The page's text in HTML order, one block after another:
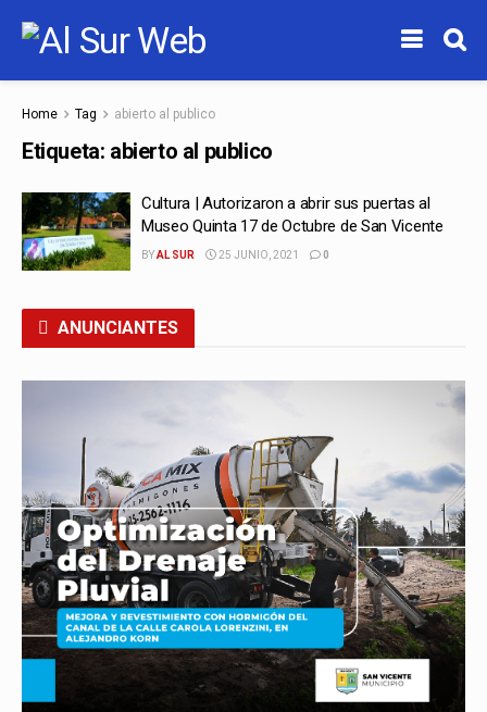
Home Tag abierto al publico
Etiqueta: abierto al publico
Cultura | Autorizaron a abrir sus puertas al
Museo Quinta 17 de Octubre de San Vicente
BYAL SUR 25 JUNIO, 2021 0
ANUNCIANTES